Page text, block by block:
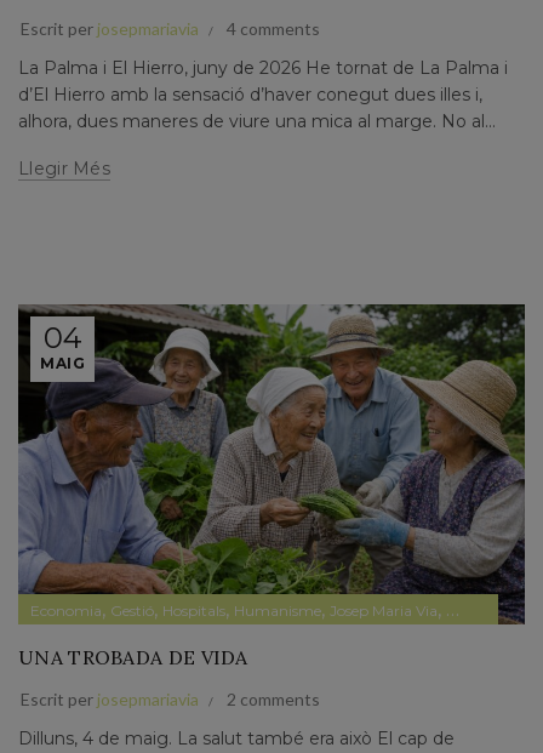
Escrit per josepmariavia 4 comments
La Palma i El Hierro, juny de 2026 He tornat de La Palma i
d’El Hierro amb la sensació d’haver conegut dues illes i,
alhora, dues maneres de viure una mica al marge. No al...
Llegir Més
04
MAIG
Economia, Gestió, Hospitals, Humanisme, Josep Maria Via, Narrativa,
UNA TROBADA DE VIDA
Escrit per josepmariavia 2 comments
Dilluns, 4 de maig. La salut també era això El cap de